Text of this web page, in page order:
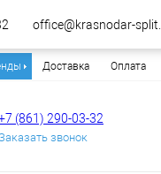
Доставка Оплата
(861) 290-03-32
звонок
office@krasnodar-